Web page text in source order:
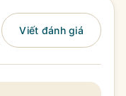
Viết đánh giá